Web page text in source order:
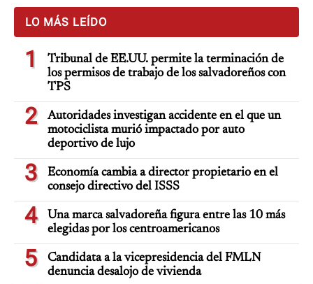
LO MÁS LEÍDO
1
Tribunal de EE.UU. permite la terminación de
los permisos de trabajo de los salvadoreños con
TPS
2
Autoridades investigan accidente en el que un
motociclista murió impactado por auto
deportivo de lujo
3
Economía cambia a director propietario en el
consejo directivo del ISSS
4
Una marca salvadoreña figura entre las 10 más
elegidas por los centroamericanos
5
Candidata a la vicepresidencia del FMLN
denuncia desalojo de vivienda